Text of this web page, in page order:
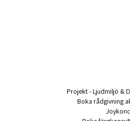
Projekt - Ljudmiljö &
Boka rådgivning